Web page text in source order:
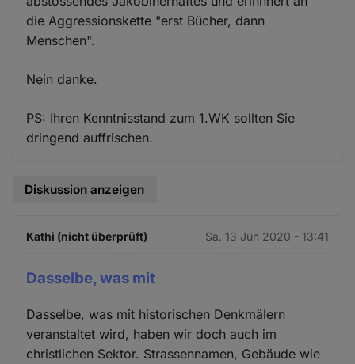
die Aggressionskette "erst Bücher, dann
Menschen".
Nein danke.
PS: Ihren Kenntnisstand zum 1.WK sollten Sie
dringend auffrischen.
Diskussion anzeigen
Kathi (nicht überprüft) Sa. 13 Jun 2020 - 13:41
Dasselbe, was mit
Dasselbe, was mit historischen Denkmälern
veranstaltet wird, haben wir doch auch im
christlichen Sektor. Strassennamen, Gebäude wie